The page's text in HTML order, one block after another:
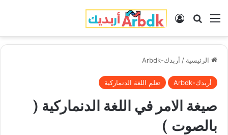
القائمة بحث عنتسجيل الدخول
الرئيسية / أربدك-Arbdk
أربدك-Arbdk تعلم اللغة الدنماركية
صيغة الامر في اللغة الدنماركية (
بالصوت )